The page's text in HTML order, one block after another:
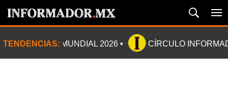
TENDENCIAS: MUNDIAL 2026 CÍRCULO